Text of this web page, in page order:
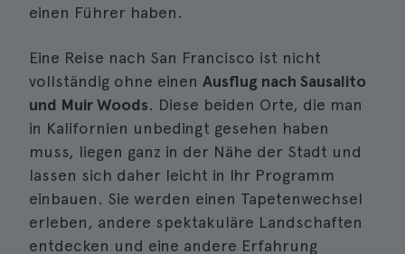
einen Führer haben.
Eine Reise nach San Francisco ist nicht
vollständig ohne einen Ausflug nach Sausalito
und Muir Woods. Diese beiden Orte, die man
in Kalifornien unbedingt gesehen haben
muss, liegen ganz in der Nähe der Stadt und
lassen sich daher leicht in Ihr Programm
einbauen. Sie werden einen Tapetenwechsel
erleben, andere spektakuläre Landschaften
entdecken und eine andere Erfahrung